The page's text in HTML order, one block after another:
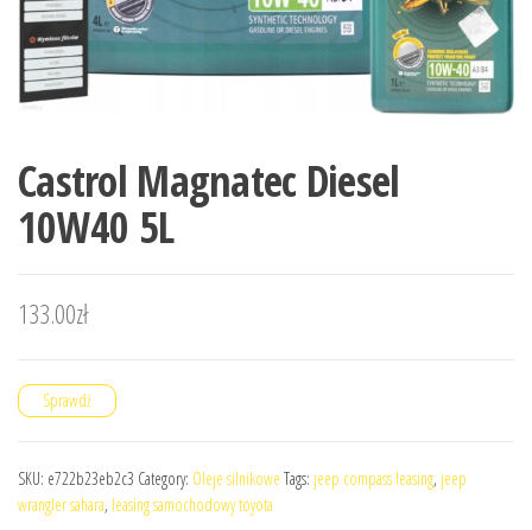
Castrol Magnatec Diesel
10W40 5L
133.00zł
Sprawdź
SKU: e722b23eb2c3 Category: Oleje silnikowe Tags: jeep compass leasing, jeep
wrangler sahara, leasing samochodowy toyota